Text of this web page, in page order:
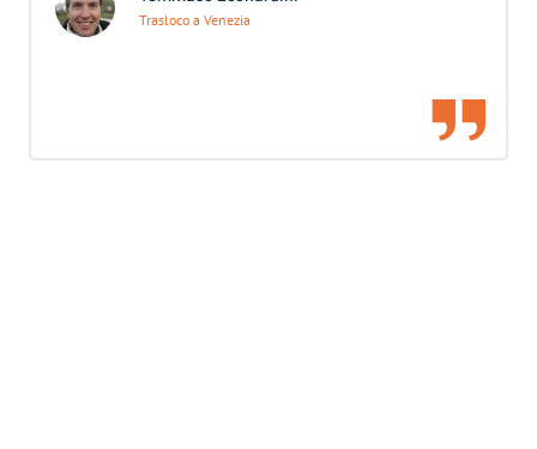
Trasloco a Venezia